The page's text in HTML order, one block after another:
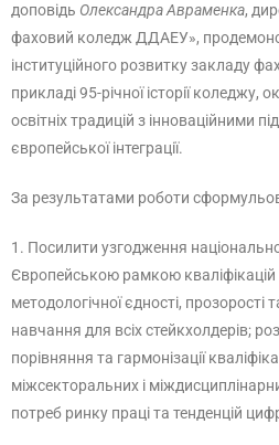
доповідь Олександра Авраменка,
фаховий коледж ДДАЕУ»,
інституційного розвитку закладу
прикладі 95-річної історії
освітніх традицій з інноваційними
європейської інтеграції.
За результатами роботи
1. Посилити узгодження
Європейською рамкою
методологічної єдності, прозорості
навчання для всіх стейкхолдерів;
порівняння та гармонізації
міжсекторальних і
потреб ринку праці та тенденцій